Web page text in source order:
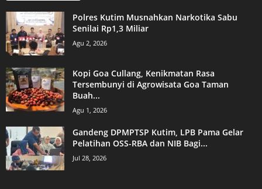
Polres Kutim Musnahkan Narkotika Sabu
Senilai Rp1,3 Miliar
Agu 2, 2026
Kopi Goa Cullang, Kenikmatan Rasa
Tersembunyi di Agrowisata Goa Taman
Buah...
Agu 1, 2026
Gandeng DPMPTSP Kutim, LPB Pama Gelar
Pelatihan OSS-RBA dan NIB Bagi...
Jul 28, 2026